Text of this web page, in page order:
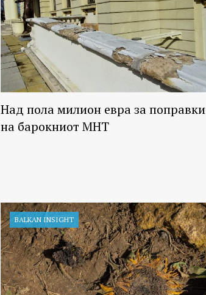
Над пола милион евра за поправки
на барокниот МНТ
BALKAN INSIGHT